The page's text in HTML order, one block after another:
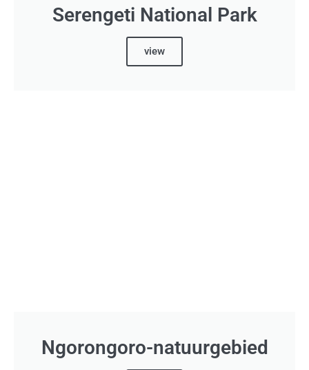
Serengeti National Park
view
Ngorongoro-natuurgebied